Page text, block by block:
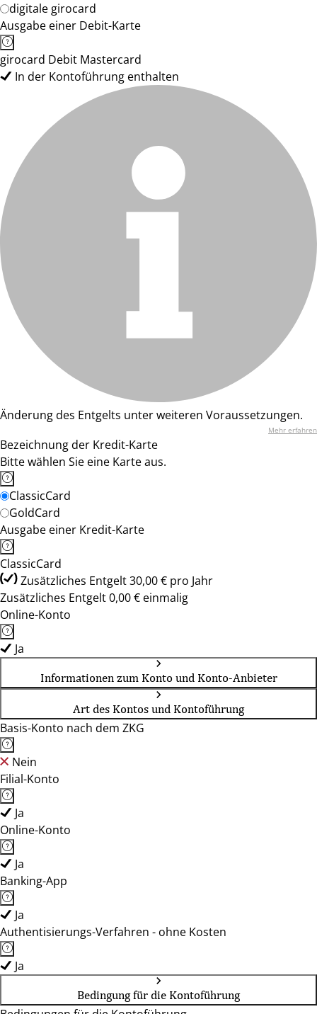
digitale girocard
Ausgabe einer Debit-Karte
girocard Debit Mastercard
In der Kontoführung enthalten
Änderung des Entgelts unter weiteren Voraussetzungen.
Mehr erfahren
Bezeichnung der Kredit-Karte
Bitte wählen Sie eine Karte aus.
ClassicCard
GoldCard
Ausgabe einer Kredit-Karte
ClassicCard
Zusätzliches Entgelt 30,00 € pro Jahr
Zusätzliches Entgelt 0,00 € einmalig
Online-Konto
Ja
Informationen zum Konto und Konto-Anbieter
Art des Kontos und Kontoführung
Basis-Konto nach dem ZKG
Nein
Filial-Konto
Ja
Online-Konto
Ja
Banking-App
Ja
Authentisierungs-Verfahren - ohne Kosten
Ja
Bedingung für die Kontoführung